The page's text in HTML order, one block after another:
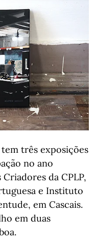
três exposições
no ano
Criadores da CPLP,
e Instituto
em Cascais.
em duas